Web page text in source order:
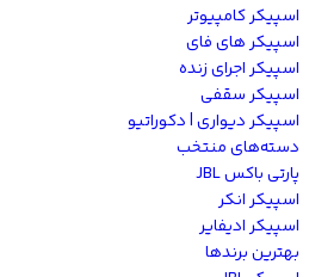
اسپیکر کامپیوتر
اسپیکر های فای
اسپیکر اجرای زنده
اسپیکر سقفی
اسپیکر دیواری | دکوراتیو
دسته‌های منتخب
پارتی باکس JBL
اسپیکر انکر
اسپیکر ادیفایر
بهترین برندها